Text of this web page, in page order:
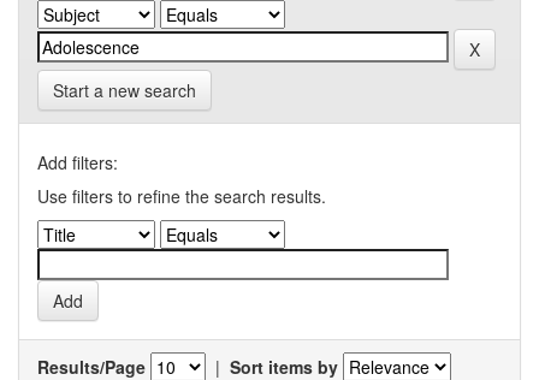
Start a new search
Add filters:
Use filters to refine the search results.
Results/Page | Sort items by